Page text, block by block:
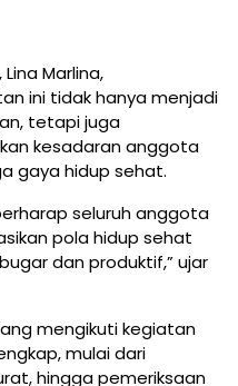
Marlina,
ini tidak hanya menjadi
tetapi juga
kesadaran anggota
gaya hidup sehat.
seluruh anggota
pola hidup sehat
dan produktif,” ujar
mengikuti kegiatan
mulai dari
hingga pemeriksaan